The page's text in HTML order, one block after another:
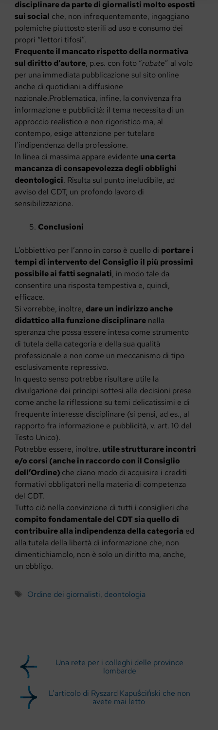
disciplinare da parte di giornalisti molto esposti
sui social che, non infrequentemente, ingaggiano
polemiche piuttosto sterili ad uso e consumo dei
propri “lettori tifosi”.
Frequente il mancato rispetto della normativa
sul diritto d’autore, p.es. con foto “rubate” al volo
per una immediata pubblicazione sul sito online
anche di quotidiani a diffusione
nazionale.Problematica, infine, la convivenza fra
informazione e pubblicità: il tema necessita di un
approccio realistico e non rigoristico ma, al
contempo, esige attenzione per tutelare
l’indipendenza della professione.
In linea di massima appare evidente una certa
mancanza di consapevolezza degli obblighi
deontologici. Risulta sul punto ineludibile, ad
avviso del CDT, un profondo lavoro di
sensibilizzazione.
Conclusioni
L’obbiettivo per l’anno in corso è quello di portare i
tempi di intervento del Consiglio il più prossimi
possibile ai fatti segnalati, in modo tale da
consentire una risposta tempestiva e, quindi,
efficace.
Si vorrebbe, inoltre, dare un indirizzo anche
didattico alla funzione disciplinare nella
speranza che possa essere intesa come strumento
di tutela della categoria e della sua qualità
professionale e non come un meccanismo di tipo
esclusivamente repressivo.
In questo senso potrebbe risultare utile la
divulgazione dei principi sottesi alle decisioni prese
come anche la riflessione su temi delicatissimi e di
frequente interesse disciplinare (si pensi, ad es., al
rapporto fra informazione e pubblicità, v. art. 10 del
Testo Unico).
Potrebbe essere, inoltre, utile strutturare incontri
e/o corsi (anche in raccordo con il Consiglio
dell’Ordine) che diano modo di acquisire i crediti
formativi obbligatori nella materia di competenza
del CDT.
Tutto ciò nella convinzione di tutti i consiglieri che
compito fondamentale del CDT sia quello di
contribuire alla indipendenza della categoria ed
alla tutela della libertà di informazione che, non
dimentichiamolo, non è solo un diritto ma, anche,
un obbligo.
Tag
Ordine dei giornalisti, deontologia
Una rete per i colleghi delle province
lombarde
L’articolo di Ryszard Kapuściński che non
avete mai letto